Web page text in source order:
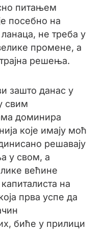
питањем
посебно на
не треба у
промене, а
решења.
зашто данас у
свим
доминира
које имају моћ
решавају
у свом, а
већине
на
прва успе да
биће у прилици